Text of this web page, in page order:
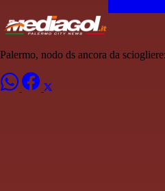
Palermo, nodo ds ancora da